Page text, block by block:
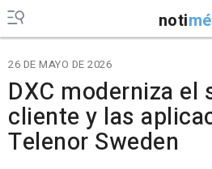
noti
26 DE MAYO DE 2026
DXC moderniza el
cliente y las
Telenor Sweden